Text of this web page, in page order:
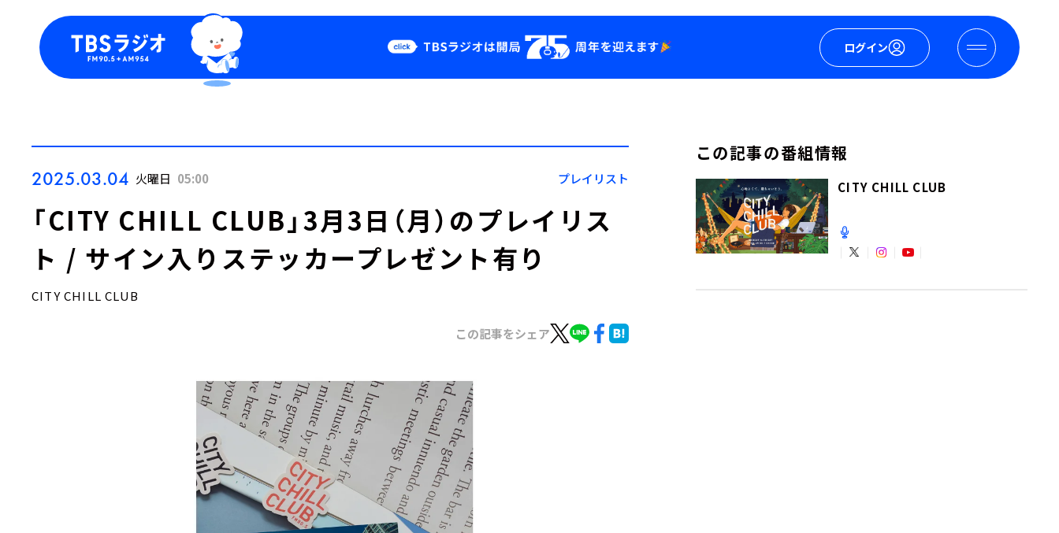
ログイン
Podcast
YouTube
会社情報
2025.03.04 火曜日 05:00 プレイリスト
「CITY CHILL CLUB」3月3日（月）のプレイリス
ト / サイン入りステッカープレゼント有り
CITY CHILL CLUB
この記事をシェア
この記事の番組情報
CITY CHILL CLUB